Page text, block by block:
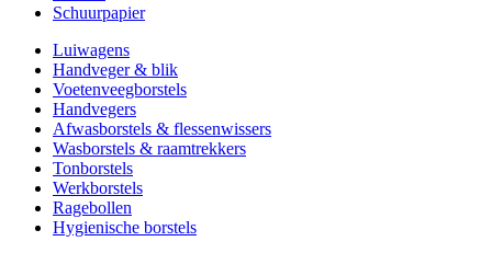
Schuurpapier
Luiwagens
Handveger & blik
Voetenveegborstels
Handvegers
Afwasborstels & flessenwissers
Wasborstels & raamtrekkers
Tonborstels
Werkborstels
Ragebollen
Hygienische borstels